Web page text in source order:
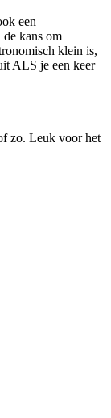
een
kans om
klein is,
ALS je een keer
zo. Leuk voor het